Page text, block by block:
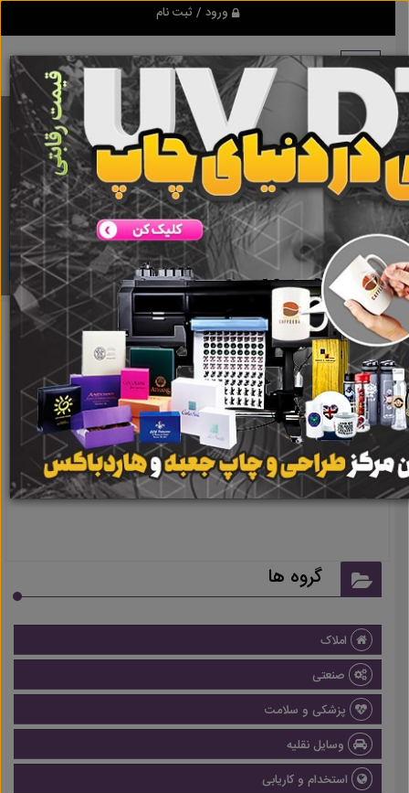
ورود / ثبت نام
برنامه اندروید ابزاریراق
مرجع نیازمندیهای ابزار و یراق آلات عمومی و صنعتی
دانلود
نتیجه ای یافت نشد
گروه ها
املاک
صنعتی
پزشکی و سلامت
وسایل نقلیه
استخدام و کاریابی